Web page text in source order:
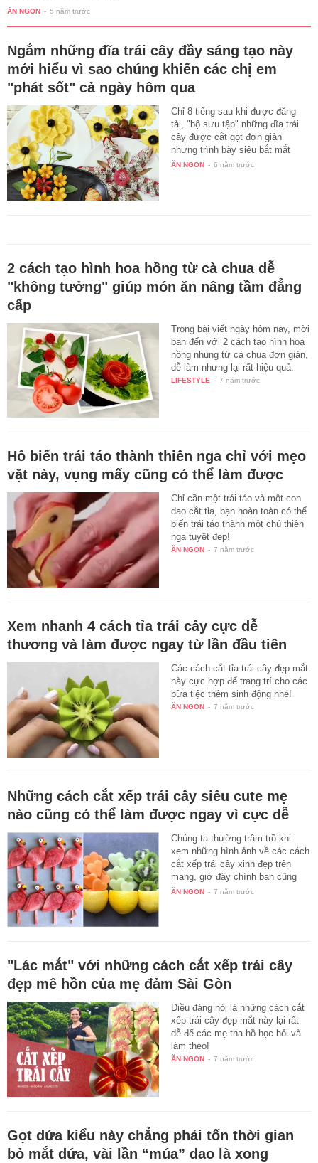
ĂN NGON - 5 năm trước
Ngắm những đĩa trái cây đầy sáng tạo này
mới hiểu vì sao chúng khiến các chị em
"phát sốt" cả ngày hôm qua
Chỉ 8 tiếng sau khi được đăng
tải, "bộ sưu tập" những đĩa trái
cây được cắt gọt đơn giản
nhưng trình bày siêu bắt mắt
đã…
ĂN NGON - 6 năm trước
2 cách tạo hình hoa hồng từ cà chua dễ
"không tưởng" giúp món ăn nâng tầm đẳng
cấp
Trong bài viết ngày hôm nay, mời
bạn đến với 2 cách tạo hình hoa
hồng nhung từ cà chua đơn giản,
dễ làm nhưng lại rất hiệu quả.
LIFESTYLE - 7 năm trước
Hô biến trái táo thành thiên nga chỉ với mẹo
vặt này, vụng mấy cũng có thể làm được
Chỉ cần một trái táo và một con
dao cắt tỉa, bạn hoàn toàn có thể
biến trái táo thành một chú thiên
nga tuyệt đẹp!
ĂN NGON - 7 năm trước
Xem nhanh 4 cách tỉa trái cây cực dễ
thương và làm được ngay từ lần đầu tiên
Các cách cắt tỉa trái cây đẹp mắt
này cực hợp để trang trí cho các
bữa tiệc thêm sinh động nhé!
ĂN NGON - 7 năm trước
Những cách cắt xếp trái cây siêu cute mẹ
nào cũng có thể làm được ngay vì cực dễ
Chúng ta thường trầm trồ khi
xem những hình ảnh về các cách
cắt xếp trái cây xinh đẹp trên
mạng, giờ đây chính bạn cũng
có…
ĂN NGON - 7 năm trước
"Lác mắt" với những cách cắt xếp trái cây
đẹp mê hồn của mẹ đảm Sài Gòn
Điều đáng nói là những cách cắt
xếp trái cây đẹp mắt này lại rất
dễ để các mẹ tha hồ học hỏi và
làm theo!
ĂN NGON - 7 năm trước
Gọt dứa kiểu này chẳng phải tốn thời gian
bỏ mắt dứa, vài lần “múa” dao là xong